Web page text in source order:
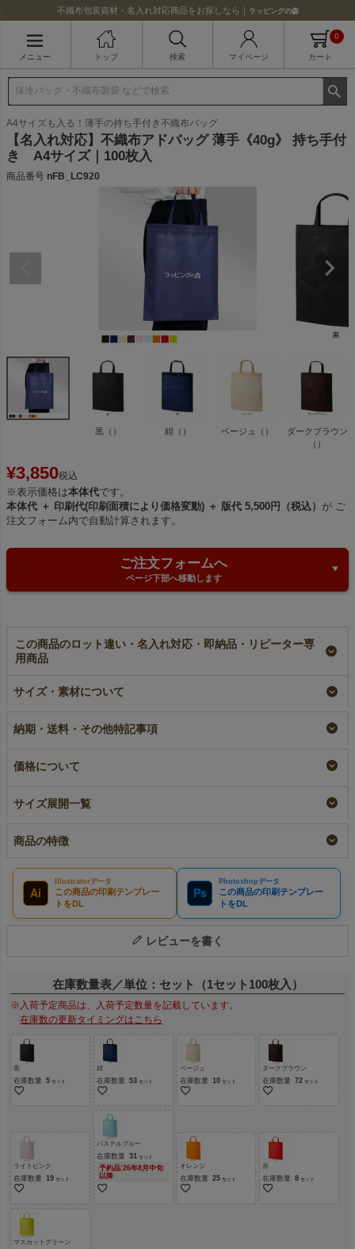
不織布包装資材・名入れ対応商品をお探しなら｜ ラッピングの森
メニュー トップ 検索 マイページ カート
0
A4サイズも入る！薄手の持ち手付き不織布バッグ
【名入れ対応】不織布アドバッグ 薄手《40g》 持ち手付
き A4サイズ｜100枚入
商品番号 nFB_LC920
黒（） 紺（） ベージュ（）
ダークブラウン
（）
¥3,850税込
※表示価格は本体代です。
本体代 ＋ 印刷代(印刷面積により価格変動) ＋ 版代 5,500円（税込） が ご
注文フォーム内で自動計算されます。
ご注文フォームへ
ページ下部へ移動します
この商品のロット違い・名入れ対応・即納品・リピーター専
用商品
【名入れ対応】不織布
アドバッグ 薄手
A4サイズ｜100枚入
名入れ
不織布アドバッグ 持
100枚入～
即納品
【名入れ／リピーター
専用】不織布アドバッ
手付き A4サイズ｜
サイズ・素材について
納期・送料・その他特記事項
価格について
サイズ展開一覧
商品の特徴
Ai
Illustratorデータ
この商品の印刷テンプレー
トをDL
Ps
Photoshopデータ
この商品の印刷テンプレー
トをDL
レビューを書く
在庫数量表／単位：セット（1セット100枚入）
※入荷予定商品は、入荷予定数量を記載しています。
在庫数の更新タイミングはこちら
黒
在庫数量 5
紺
在庫数量 53
ベージュ
在庫数量 10
ダークブラウン
在庫数量 72
ライトピンク
在庫数量 19
パステルブルー
在庫数量 31
予約品:26年8月中旬
以降
オレンジ
在庫数量 25
赤
在庫数量 8
マスカットグリーン